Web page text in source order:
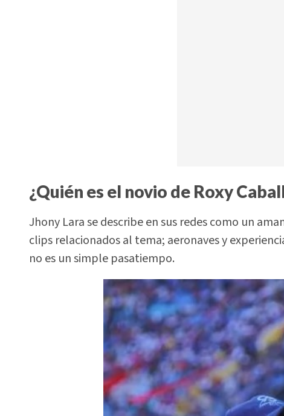
¿Quién es el novio de Roxy
Jhony Lara se describe en sus redes como un
clips relacionados al tema; aeronaves y
no es un simple pasatiempo.